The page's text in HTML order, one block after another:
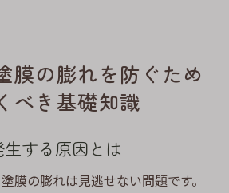
の気候に合わせた施工方法
策を考慮した外壁塗装の重要性
最適な塗料の選び方
湿気侵入を防ぐ方法
膜の膨れを防ぐため
べき基礎知識
する原因とは
膜の膨れは見逃せない問題です。